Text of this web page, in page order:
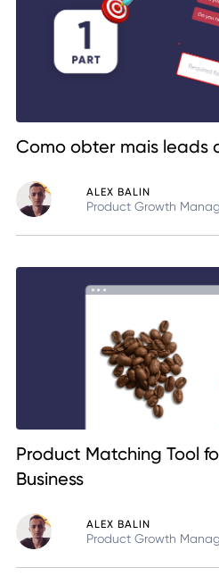
Como obter mais leads
ALEX BALIN
Product Growth
Product Matching Tool
Business
ALEX BALIN
Product Growth